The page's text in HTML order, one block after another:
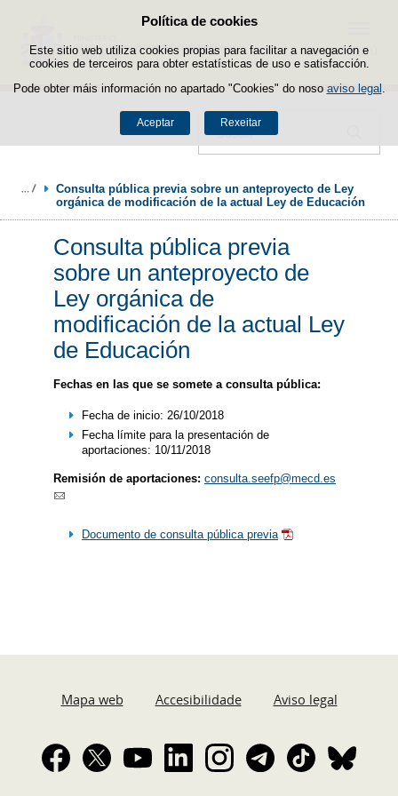
Política de cookies
Este sitio web utiliza cookies propias para facilitar a navegación e
cookies de terceiros para obter estatísticas de uso e satisfacción.
Pode obter máis información no apartado "Cookies" do noso aviso legal
Aceptar Rexeitar
Saltar ao contido
Buscador
Menú
Consulta pública previa sobre un anteproyecto de Ley
orgánica de modificación de la actual Ley de Educación
Consulta pública previa
sobre un anteproyecto de
Ley orgánica de
modificación de la actual Ley
de Educación
Fechas en las que se somete a consulta pública:
Fecha de inicio: 26/10/2018
Fecha límite para la presentación de
aportaciones: 10/11/2018
Remisión de aportaciones: consulta.seefp@mecd.es
Documento de consulta pública previa
Mapa web Accesibilidade Aviso legal